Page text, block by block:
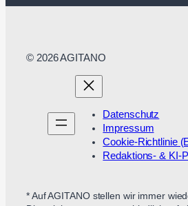
© 2026 AGITANO
Datenschutz
Impressum
Cookie-Richtlinie
Redaktions- & KI-
* Auf AGITANO stellen wir immer